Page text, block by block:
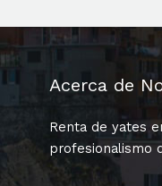
para
una
Inolvidable
Acerca de
Renta de yates
profesionalismo